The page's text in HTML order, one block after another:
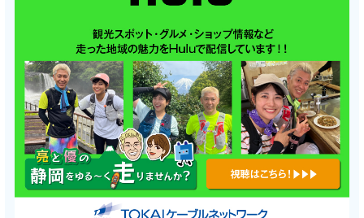
【ケーブルテレビ・トコチャン】亮と優の静
岡をゆる～く走りませんか？：2026年 市原市
編猫ひろしさんの地元市原市を巡るRUN！
【後編 3月15日 9:00~ 放送開始】
記事を読む
2026年3月2日